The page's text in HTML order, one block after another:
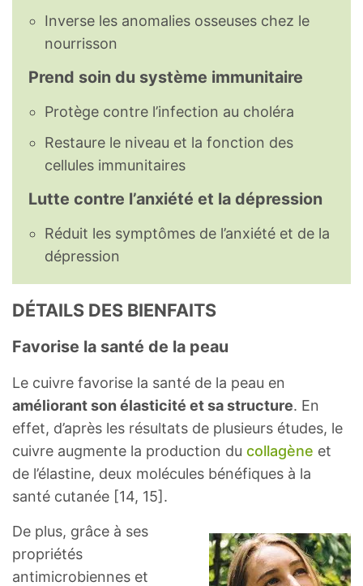
Inverse les anomalies osseuses chez le
nourrisson
Prend soin du système immunitaire
Protège contre l’infection au choléra
Restaure le niveau et la fonction des
cellules immunitaires
Lutte contre l’anxiété et la dépression
Réduit les symptômes de l’anxiété et de la
dépression
DÉTAILS DES BIENFAITS
Favorise la santé de la peau
Le cuivre favorise la santé de la peau en
améliorant son élasticité et sa structure. En
effet, d’après les résultats de plusieurs études, le
cuivre augmente la production du collagène et
de l’élastine, deux molécules bénéfiques à la
santé cutanée [14, 15].
De plus, grâce à ses
propriétés
antimicrobiennes et